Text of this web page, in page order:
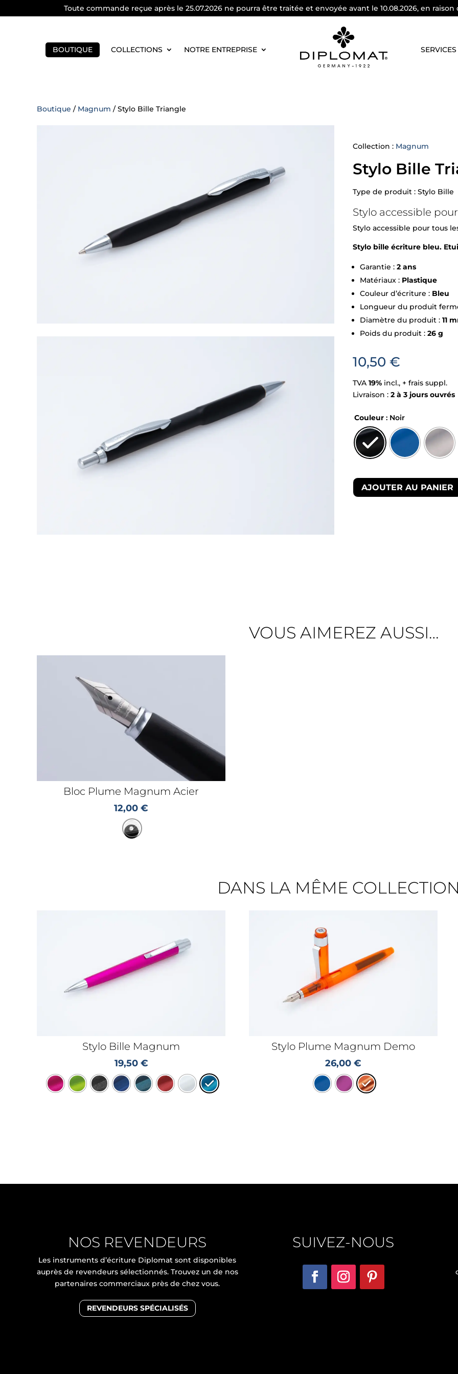
Toute commande reçue après le 25.07.2026 ne pourra être traitée et envoyée avant le 10.08.2026, en
BOUTIQUE COLLECTIONS NOTRE ENTREPRISE SERVICES
Boutique / Magnum / Stylo Bille Triangle
Collection : Magnum
Stylo Bille
Type de produit : Stylo Bille
Stylo accessible
Stylo accessible pour tous
Stylo bille écriture bleu.
Garantie : 2 ans
Matériaux : Plastique
Couleur d’écriture : Bleu
Longueur du produit
Diamètre du produit : 11
Poids du produit : 26 g
10,50 €
TVA 19% incl., + frais suppl.
Livraison : 2 à 3 jours ouvrés
Couleur : Noir
AJOUTER AU PANIER
VOUS AIMEREZ AUSSI…
Bloc Plume Magnum Acier
12,00 €
DANS LA MÊME
Stylo Bille Magnum
19,50 €
Stylo Plume Magnum Demo
26,00 €
NOS REVENDEURS
Les instruments d’écriture Diplomat sont disponibles
auprès de revendeurs sélectionnés. Trouvez un de nos
partenaires commerciaux près de chez vous.
REVENDEURS SPÉCIALISÉS
SUIVEZ-NOUS